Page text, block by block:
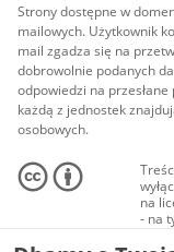
Strony dostępne w
mailowych. Użytkownik
mail zgadza się na
dobrowolnie podanych
odpowiedzi na
każdą z jednostek
osobowych.
na
- na